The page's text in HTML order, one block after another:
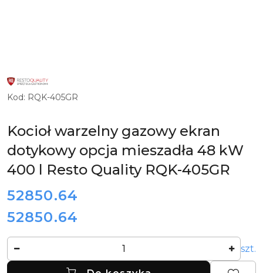
LOGO
PRODUCENTA
INNOWACYJNYCH
I
DLA
GASTRONOMII
RESTO
QUALITY
Kod: RQK-405GR
Kocioł warzelny gazowy ekran
dotykowy opcja mieszadła 48 kW
400 l Resto Quality RQK-405GR
cena:
52850.64
Cena:
52850.64
szt.